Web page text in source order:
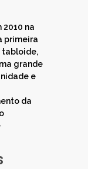
2010 na
primeira
tabloide,
grande
e
da